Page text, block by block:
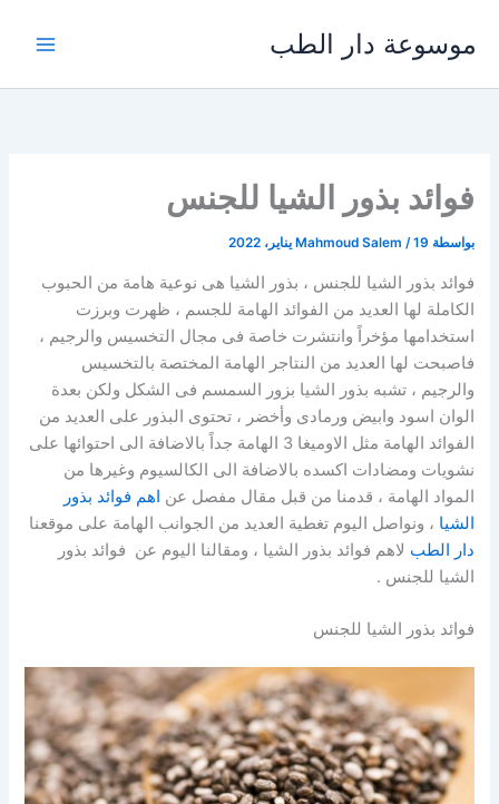
المحتوى
موسوعة دار الطب
فوائد بذور الشيا للجنس
بواسطة Mahmoud Salem /19 يناير، 2022
فوائد بذور الشيا للجنس ، بذور الشيا هى نوعية هامة من الحبوب
الكاملة لها العديد من الفوائد الهامة للجسم ، ظهرت وبرزت
استخدامها مؤخراً وانتشرت خاصة فى مجال التخسيس والرجيم ،
فاصبحت لها العديد من النتاجر الهامة المختصة بالتخسيس
والرجيم ، تشبه بذور الشيا بزور السمسم فى الشكل ولكن بعدة
الوان اسود وابيض ورمادى وأخضر ، تحتوى البذور على العديد من
الفوائد الهامة مثل الاوميغا 3 الهامة جداً بالاضافة الى احتوائها على
نشويات ومضادات اكسده بالاضافة الى الكالسيوم وغيرها من
المواد الهامة ، قدمنا من قبل مقال مفصل عن اهم فوائد بذور
الشيا ، ونواصل اليوم تغطية العديد من الجوانب الهامة على موقعنا
دار الطب لاهم فوائد بذور الشيا ، ومقالنا اليوم عن فوائد بذور
الشيا للجنس .
فوائد بذور الشيا للجنس